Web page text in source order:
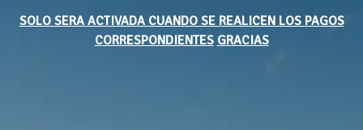
SOLO SERA ACTIVADA CUANDO SE REALICEN LOS PAGOS
CORRESPONDIENTES GRACIAS